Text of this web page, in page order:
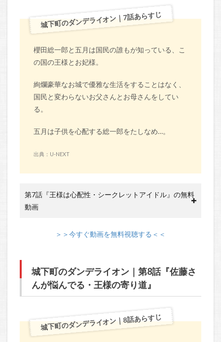
城下町のダンデライオン｜7話あらすじ
櫻田総一郎と五月は国民の誰もが知っている、こ
の国の王様とお妃様。
絢爛豪華なお城で優雅な生活をすることはなく、
国民と変わらないお父さんとお母さんをしてい
る。
五月は子供を心配する総一郎をたしなめ…。
出典：U-NEXT
第7話『王様は心配性・シークレットアイドル』の無料
動画
＞＞今すぐ動画を無料視聴する＜＜
城下町のダンデライオン｜第8話『佐藤さ
んが悩んでる・王様の寄り道』
城下町のダンデライオン｜8話あらすじ